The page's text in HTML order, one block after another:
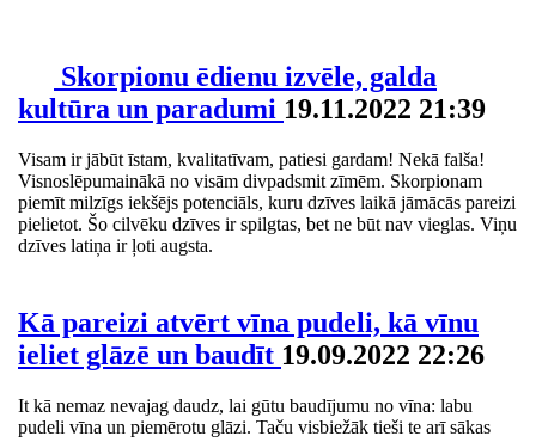
Skorpionu ēdienu izvēle, galda
kultūra un paradumi 19.11.2022 21:39
Visam ir jābūt īstam, kvalitatīvam, patiesi gardam! Nekā falša!
Visnoslēpumainākā no visām divpadsmit zīmēm. Skorpionam
piemīt milzīgs iekšējs potenciāls, kuru dzīves laikā jāmācās pareizi
pielietot. Šo cilvēku dzīves ir spilgtas, bet ne būt nav vieglas. Viņu
dzīves latiņa ir ļoti augsta.
Kā pareizi atvērt vīna pudeli, kā vīnu
ieliet glāzē un baudīt 19.09.2022 22:26
It kā nemaz nevajag daudz, lai gūtu baudījumu no vīna: labu
pudeli vīna un piemērotu glāzi. Taču visbiežāk tieši te arī sākas